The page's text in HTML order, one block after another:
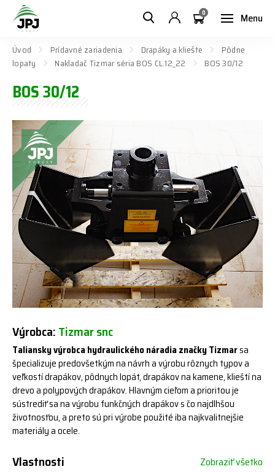
Menu
0
Úvod Prídavné zariadenia Drapáky a kliešte
Pôdne
lopaty
Nakladač Tizmar séria BOS CL.12_22 BOS 30/12
BOS 30/12
Výrobca:Tizmar snc
Taliansky výrobca hydraulického náradia značky Tizmarsa
špecializuje predovšetkým na návrh a výrobu rôznych typov a
veľkostí drapákov, pôdnych lopát, drapákov na kamene, klieští na
drevo a polypových drapákov. Hlavným cieľom a prioritou je
sústrediť sa na výrobu funkčných drapákov s čo najdlhšou
životnosťou, a preto sú pri výrobe použité iba najkvalitnejšie
materiály a ocele.
Vlastnosti Zobraziť všetko